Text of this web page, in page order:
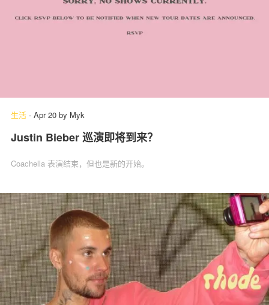
生活 - Apr 20 by Myk
Justin Bieber 巡演即将到来？
Coachella 表演结束，但也是新的开始。